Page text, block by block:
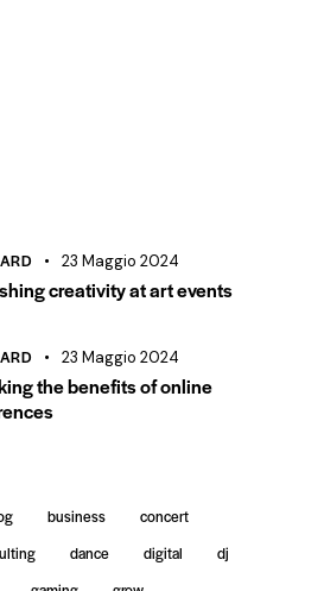
23 Maggio 2024
creativity at art events
23 Maggio 2024
the benefits of online
business
concert
dance digital
dj